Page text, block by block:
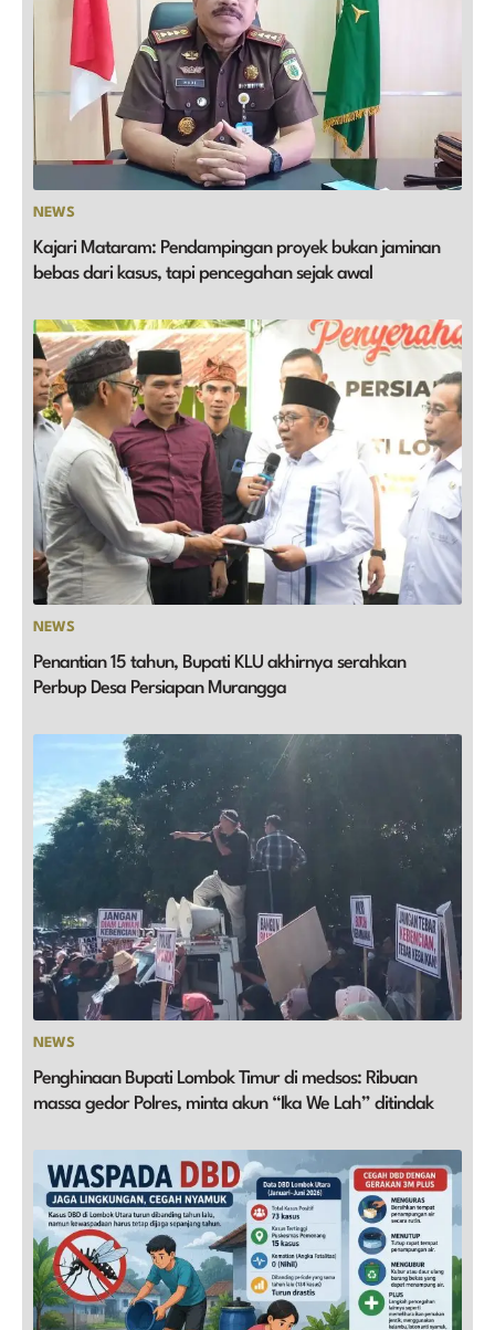
NEWS
Kajari Mataram: Pendampingan proyek bukan jaminan
bebas dari kasus, tapi pencegahan sejak awal
NEWS
Penantian 15 tahun, Bupati KLU akhirnya serahkan
Perbup Desa Persiapan Murangga
NEWS
Penghinaan Bupati Lombok Timur di medsos: Ribuan
massa gedor Polres, minta akun “Ika We Lah” ditindak